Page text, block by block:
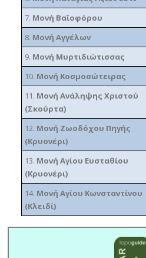
7. Μονή Βαϊοφόρου
8. Μονή Αγγέλων
9. Μονή Μυρτιδιώτισσας
10. Μονή Κοσμοσώτειρας
11. Μονή Ανάληψης Χριστού
(Σκούρτα)
12. Μονή Ζωοδόχου Πηγής
(Κρυονέρι)
13. Μονή Αγίου Ευσταθίου
(Κρυονέρι)
14. Μονή Αγίου Κωνσταντίνου
(Κλειδί)